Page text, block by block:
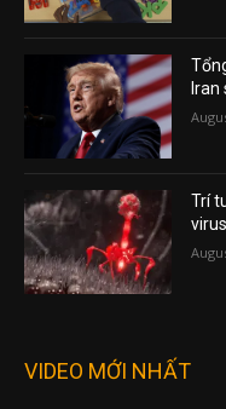
Trí
VIDEO MỚI NHẤT